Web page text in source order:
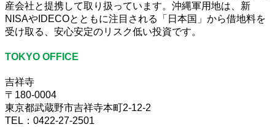
産会社と提携して取り扱っています。沖縄軍用地は、新
NISAやIDECOとともに注目される「日本国」から借地料を
受け取る、安心安定のリスク低い投資です。
TOKYO OFFICE
吉祥寺
〒180-0004
東京都武蔵野市吉祥寺本町2-12-2
TEL：0422-27-2501